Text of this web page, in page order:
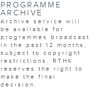
PROGRAMME
ARCHIVE
Archive service will
be available for
programmes broadcast
in the past 12 months,
subject to copyright
restrictions. RTHK
reserves the right to
make the final
decision.